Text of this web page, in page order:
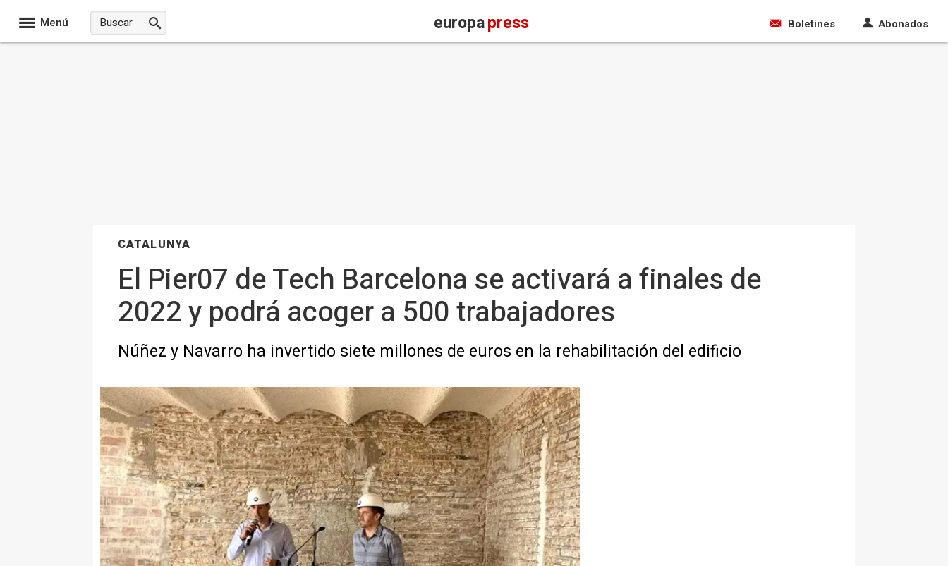
Menú europapress Boletines Abonados
CATALUNYA
El Pier07 de Tech Barcelona se activará a finales de
2022 y podrá acoger a 500 trabajadores
Núñez y Navarro ha invertido siete millones de euros en la rehabilitación del edificio